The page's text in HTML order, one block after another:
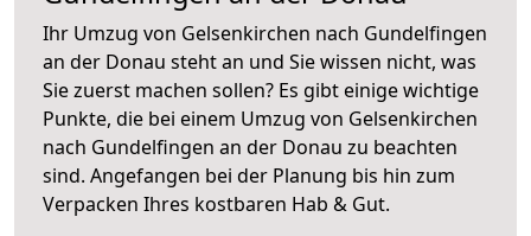
Ihr Umzug von Gelsenkirchen nach Gundelfingen
an der Donau steht an und Sie wissen nicht, was
Sie zuerst machen sollen? Es gibt einige wichtige
Punkte, die bei einem Umzug von Gelsenkirchen
nach Gundelfingen an der Donau zu beachten
sind. Angefangen bei der Planung bis hin zum
Verpacken Ihres kostbaren Hab & Gut.